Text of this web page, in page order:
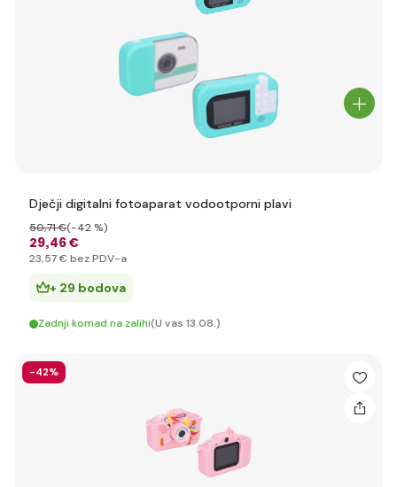
Dječji digitalni fotoaparat vodootporni plavi
29,46 €
50,71 €(-42 %)
23,57 € bez PDV-a
+ 29 bodova
Zadnji komad na zalihi(U vas 13.08.)
-42%